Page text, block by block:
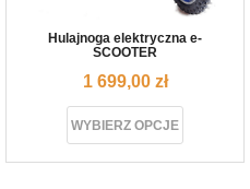
Hulajnoga elektryczna e-
SCOOTER
1 699,00 zł
WYBIERZ OPCJE